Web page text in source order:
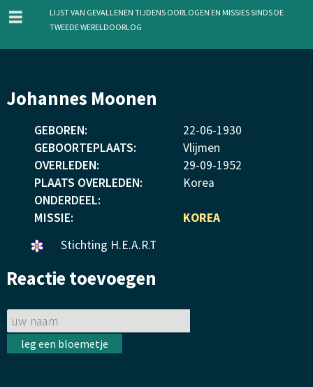
en
inhoud
menu
Lijst van gevallenen tijdens oorlogen en missies sinds de
Tweede Wereldoorlog
Johannes Moonen
GEBOREN: 22-06-1930
GEBOORTEPLAATS:
Vlijmen
OVERLEDEN:
29-09-1952
PLAATS OVERLEDEN:
Korea
ONDERDEEL:
MISSIE:
KOREA
Een
gelegd.
Stichting H.E.A.R.T
Reactie toevoegen